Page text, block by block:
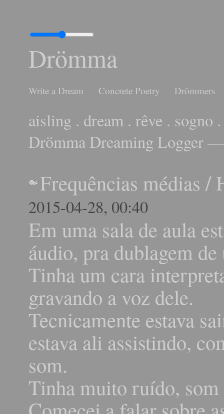
Drömma
Write a Dream Concrete Poetry Drömmers
aisling . dream . rêve . sogno
Drömma Dreaming Logger
Frequências médias /
2015-04-28, 00:40
Em uma sala de aula
áudio, pra dublagem de
Tinha um cara
gravando a voz dele.
Tecnicamente estava
estava ali assistindo,
som.
Tinha muito ruído,